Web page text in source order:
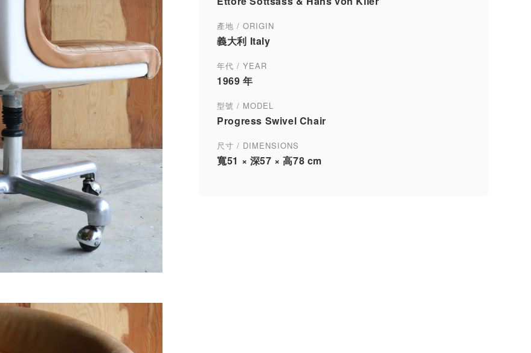
產地 / ORIGIN
義大利 Italy
年代 / YEAR
1969 年
型號 / MODEL
Progress Swivel Chair
尺寸 / DIMENSIONS
寬51 × 深57 × 高78 cm